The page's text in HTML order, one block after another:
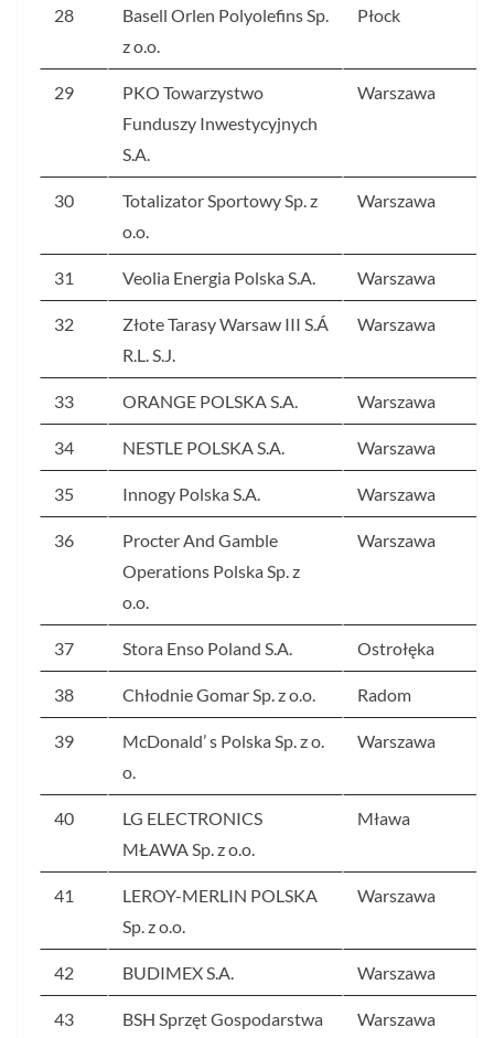
28
Basell Orlen Polyolefins Sp.
z o.o.
Płock
29
PKO Towarzystwo
Funduszy Inwestycyjnych
S.A.
Warszawa
30
Totalizator Sportowy Sp. z
o.o.
Warszawa
31 Veolia Energia Polska S.A. Warszawa
32
Złote Tarasy Warsaw III S.Á
R.L. S.J.
Warszawa
33 ORANGE POLSKA S.A. Warszawa
34 NESTLE POLSKA S.A. Warszawa
35 Innogy Polska S.A. Warszawa
36
Procter And Gamble
Operations Polska Sp. z
o.o.
Warszawa
37 Stora Enso Poland S.A. Ostrołęka
38 Chłodnie Gomar Sp. z o.o. Radom
39
McDonald’ s Polska Sp. z o.
o.
Warszawa
40
LG ELECTRONICS
MŁAWA Sp. z o.o.
Mława
41
LEROY-MERLIN POLSKA
Sp. z o.o.
Warszawa
42 BUDIMEX S.A. Warszawa
43
BSH Sprzęt Gospodarstwa
Warszawa